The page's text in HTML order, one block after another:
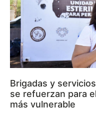
Brigadas y
se refuerzan para
más vulnerable